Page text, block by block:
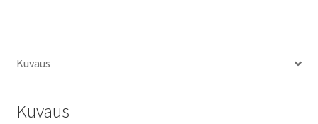
Kuvaus
Kuvaus